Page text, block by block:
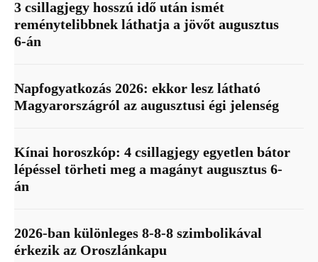
3 csillagjegy hosszú idő után ismét
reménytelibbnek láthatja a jövőt augusztus
6-án
Napfogyatkozás 2026: ekkor lesz látható
Magyarországról az augusztusi égi jelenség
Kínai horoszkóp: 4 csillagjegy egyetlen bátor
lépéssel törheti meg a magányt augusztus 6-
án
2026-ban különleges 8-8-8 szimbolikával
érkezik az Oroszlánkapu